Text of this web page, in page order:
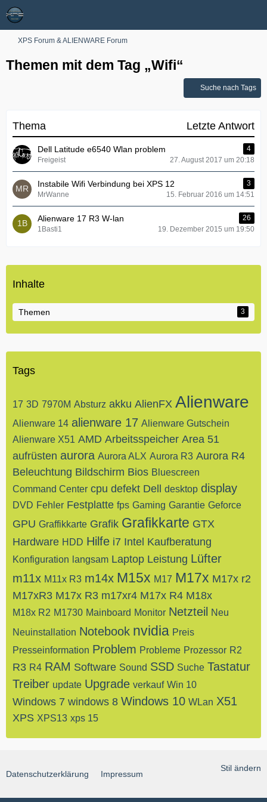
XPS Forum & ALIENWARE Forum
Themen mit dem Tag „Wifi“
Suche nach Tags
Thema Letzte Antwort
Dell Latitude e6540 Wlan problem
4
Freigeist
27. August 2017 um 20:18
Instabile Wifi Verbindung bei XPS 12
3
MrWanne
15. Februar 2016 um 14:51
Alienware 17 R3 W-lan
26
1Basti1
19. Dezember 2015 um 19:50
Inhalte
Themen 3
Tags
17 3D 7970M Absturz akku AlienFX Alienware
Alienware 14 alienware 17 Alienware Gutschein
Alienware X51 AMD Arbeitsspeicher Area 51
aufrüsten aurora Aurora ALX Aurora R3 Aurora R4
Beleuchtung Bildschirm Bios Bluescreen
Command Center cpu defekt Dell desktop display
DVD Fehler Festplatte fps Gaming Garantie Geforce
GPU Graffikkarte Grafik Grafikkarte GTX
Hardware HDD Hilfe i7 Intel Kaufberatung
Konfiguration langsam Laptop Leistung Lüfter
m11x M11x R3 m14x M15x M17 M17x M17x r2
M17xR3 M17x R3 m17xr4 M17x R4 M18x
M18x R2 M1730 Mainboard Monitor Netzteil
Neu
Neuinstallation Notebook nvidia Preis
Presseinformation Problem Probleme Prozessor R2
R3 R4 RAM Software Sound SSD Suche Tastatur
Treiber update Upgrade verkauf Win 10
Windows 7 windows 8 Windows 10 WLan X51
XPS XPS13 xps 15
Stil ändern
Datenschutzerklärung Impressum